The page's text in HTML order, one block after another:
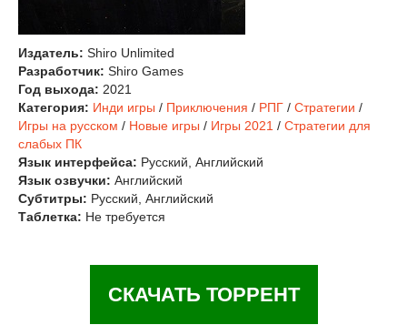
Издатель: Shiro Unlimited
Разработчик: Shiro Games
Год выхода: 2021
Категория: Инди игры / Приключения / РПГ / Стратегии /
Игры на русском / Новые игры / Игры 2021 / Стратегии для
слабых ПК
Язык интерфейса: Русский, Английский
Язык озвучки: Английский
Субтитры: Русский, Английский
Таблетка: Не требуется
СКАЧАТЬ ТОРРЕНТ